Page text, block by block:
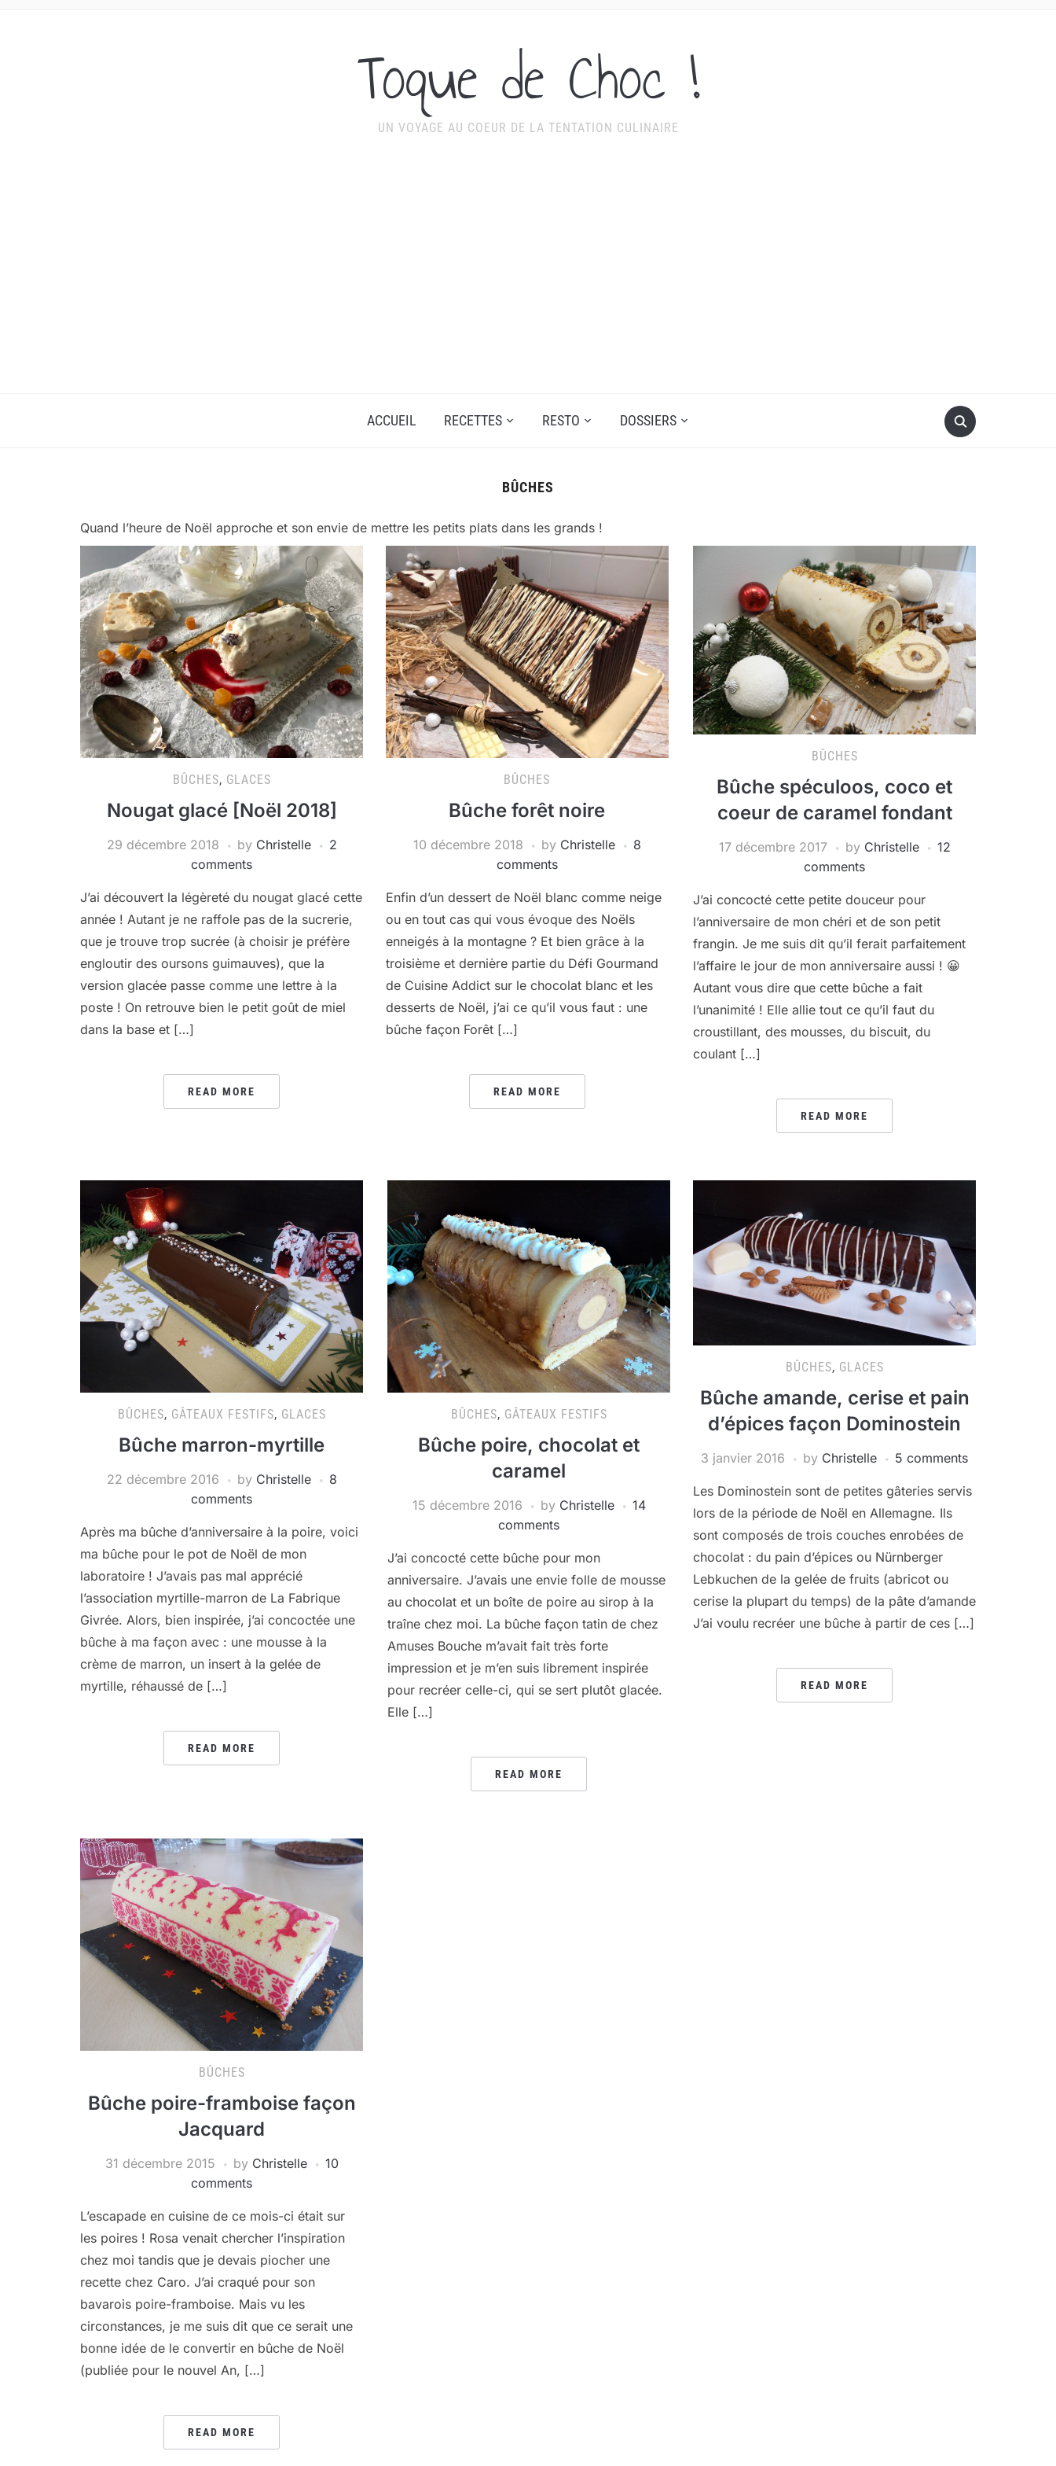
Toque de Choc !
UN VOYAGE AU COEUR DE LA TENTATION CULINAIRE
ACCUEIL RECETTES RESTO DOSSIERS
BÛCHES
Quand l’heure de Noël approche et son envie de mettre les petits plats dans les grands !
BÛCHES, GLACES
Nougat glacé [Noël 2018]
29 décembre 2018 by Christelle
2
comments
J’ai découvert la légèreté du nougat glacé cette
année ! Autant je ne raffole pas de la sucrerie,
que je trouve trop sucrée (à choisir je préfère
engloutir des oursons guimauves), que la
version glacée passe comme une lettre à la
poste ! On retrouve bien le petit goût de miel
dans la base et […]
READ MORE
BÛCHES
Bûche forêt noire
10 décembre 2018 by Christelle
8
comments
Enfin d’un dessert de Noël blanc comme neige
ou en tout cas qui vous évoque des Noëls
enneigés à la montagne ? Et bien grâce à la
troisième et dernière partie du Défi Gourmand
de Cuisine Addict sur le chocolat blanc et les
desserts de Noël, j’ai ce qu’il vous faut : une
bûche façon Forêt […]
READ MORE
BÛCHES
Bûche spéculoos, coco et
coeur de caramel fondant
17 décembre 2017 by Christelle
12
comments
J’ai concocté cette petite douceur pour
l’anniversaire de mon chéri et de son petit
frangin. Je me suis dit qu’il ferait parfaitement
l’affaire le jour de mon anniversaire aussi ! 😀
Autant vous dire que cette bûche a fait
l’unanimité ! Elle allie tout ce qu’il faut du
croustillant, des mousses, du biscuit, du
coulant […]
READ MORE
BÛCHES, GÂTEAUX FESTIFS, GLACES
Bûche marron-myrtille
22 décembre 2016 by Christelle
8
comments
Après ma bûche d’anniversaire à la poire, voici
ma bûche pour le pot de Noël de mon
laboratoire ! J’avais pas mal apprécié
l’association myrtille-marron de La Fabrique
Givrée. Alors, bien inspirée, j’ai concoctée une
bûche à ma façon avec : une mousse à la
crème de marron, un insert à la gelée de
myrtille, réhaussé de […]
READ MORE
BÛCHES, GÂTEAUX FESTIFS
Bûche poire, chocolat et
caramel
15 décembre 2016 by Christelle
14
comments
J’ai concocté cette bûche pour mon
anniversaire. J’avais une envie folle de mousse
au chocolat et un boîte de poire au sirop à la
traîne chez moi. La bûche façon tatin de chez
Amuses Bouche m’avait fait très forte
impression et je m’en suis librement inspirée
pour recréer celle-ci, qui se sert plutôt glacée.
Elle […]
READ MORE
BÛCHES, GLACES
Bûche amande, cerise et pain
d’épices façon Dominostein
3 janvier 2016 by Christelle 5 comments
Les Dominostein sont de petites gâteries servis
lors de la période de Noël en Allemagne. Ils
sont composés de trois couches enrobées de
chocolat : du pain d’épices ou Nürnberger
Lebkuchen de la gelée de fruits (abricot ou
cerise la plupart du temps) de la pâte d’amande
J’ai voulu recréer une bûche à partir de ces […]
READ MORE
BÛCHES
Bûche poire-framboise façon
Jacquard
31 décembre 2015 by Christelle
10
comments
L’escapade en cuisine de ce mois-ci était sur
les poires ! Rosa venait chercher l’inspiration
chez moi tandis que je devais piocher une
recette chez Caro. J’ai craqué pour son
bavarois poire-framboise. Mais vu les
circonstances, je me suis dit que ce serait une
bonne idée de le convertir en bûche de Noël
(publiée pour le nouvel An, […]
READ MORE